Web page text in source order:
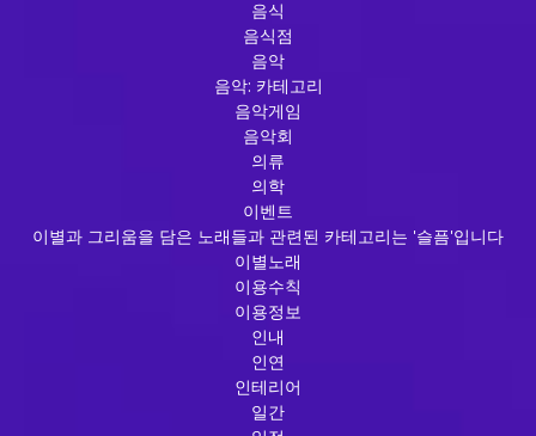
음식
음식점
음악
음악: 카테고리
음악게임
음악회
의류
의학
이벤트
이별과 그리움을 담은 노래들과 관련된 카테고리는 '슬픔'입니다
이별노래
이용수칙
이용정보
인내
인연
인테리어
일간